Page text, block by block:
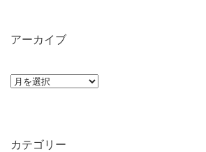
アーカイブ
ア
ブ
カテゴリー